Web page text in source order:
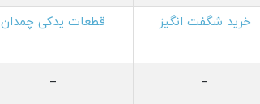
خرید شگفت انگیز قطعات یدکی چمدان
_
_